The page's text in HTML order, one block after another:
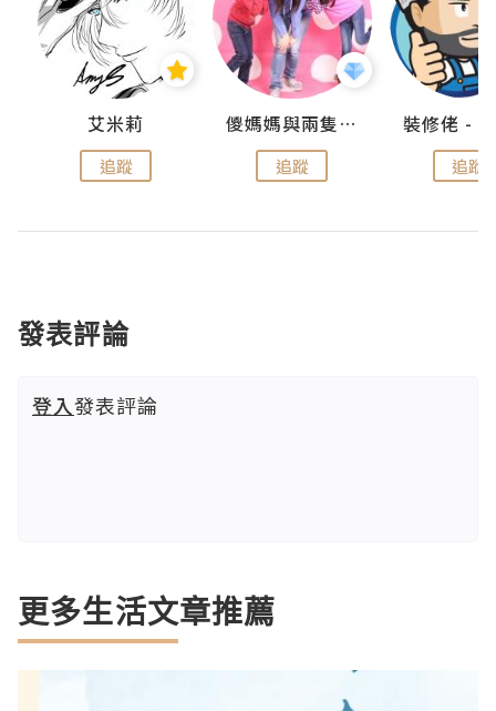
艾米莉
追蹤
儍媽媽與兩隻小魔怪之家
追蹤 追蹤
發表評論
登入發表評論
更多生活文章推薦